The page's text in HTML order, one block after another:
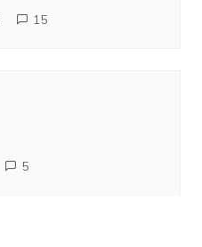
15
5